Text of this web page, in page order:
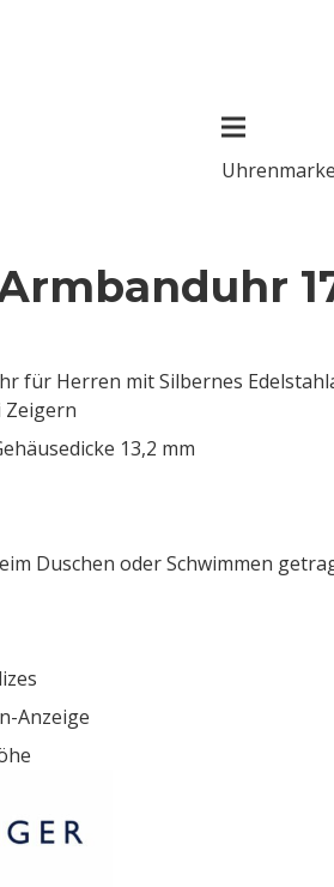
für Herren mit Silbernes
13,2 mm
Duschen oder Schwimmen
Anzeige